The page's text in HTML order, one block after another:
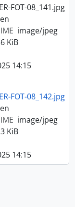
FOT-08_141.jpg
image/jpeg
KiB
14:15
FOT-08_142.jpg
image/jpeg
KiB
14:15